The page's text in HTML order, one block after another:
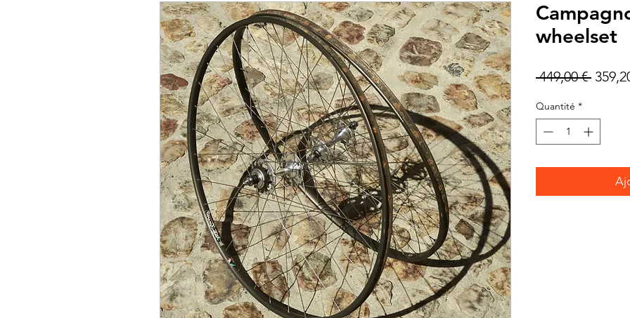
wheelset
449,00 € Prix
Quantité *